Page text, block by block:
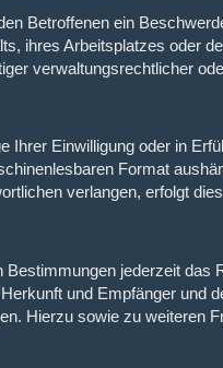
Betroffenen ein
ihres Arbeitsplatzes oder
verwaltungsrechtlicher
Ihrer Einwilligung oder in
Format
verlangen, erfolgt
jederzeit das
und Empfänger und
Hierzu sowie zu weiteren